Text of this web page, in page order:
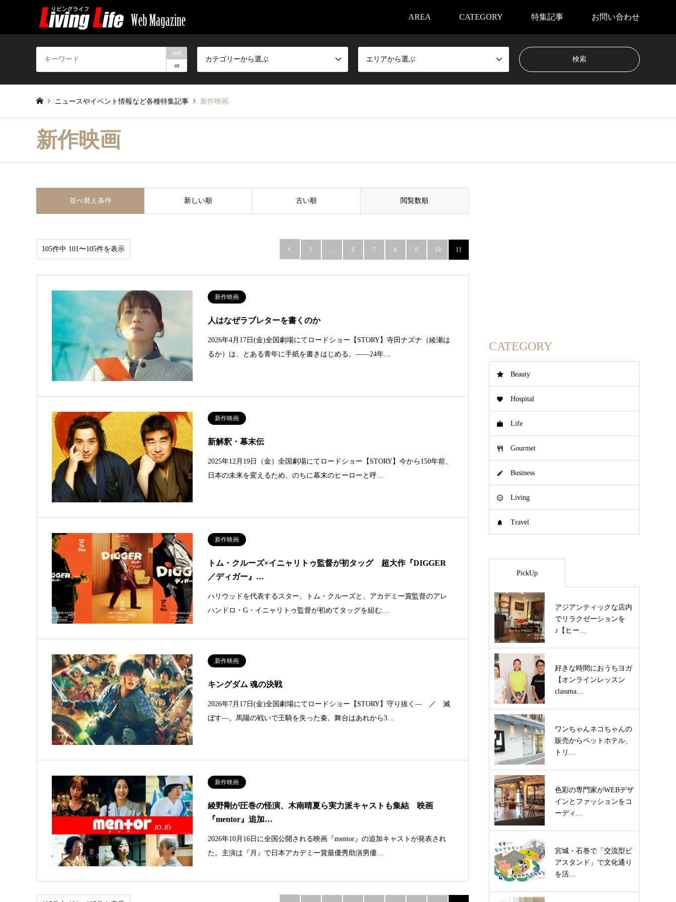
AREA CATEGORY 特集記事 お問い合わせ
and
or
カテゴリーから選ぶ エリアから選ぶ
ニュースやイベント情報など各種特集記事 新作映画
新作映画
並べ替え条件 新しい順 古い順 閲覧数順
105件中 101〜105件を表示  1 … 6 7 8 9 10 11
新作映画
人はなぜラブレターを書くのか
2026年4月17日(金)全国劇場にてロードショー【STORY】寺田ナズナ（綾瀬は
るか）は、とある青年に手紙を書きはじめる。――24年…
新作映画
新解釈・幕末伝
2025年12月19日（金）全国劇場にてロードショー【STORY】今から150年前、
日本の未来を変えるため、のちに幕末のヒーローと呼…
新作映画
トム・クルーズ×イニャリトゥ監督が初タッグ 超大作『DIGGER
／ディガー』…
ハリウッドを代表するスター、トム・クルーズと、アカデミー賞監督のアレ
ハンドロ・G・イニャリトゥ監督が初めてタッグを組む…
新作映画
キングダム 魂の決戦
2026年7月17日(金)全国劇場にてロードショー【STORY】守り抜く― ／ 滅
ぼす―。馬陽の戦いで王騎を失った秦。舞台はあれから3…
新作映画
綾野剛が圧巻の怪演、木南晴夏ら実力派キャストも集結 映画
『mentor』追加…
2026年10月16日に全国公開される映画『mentor』の追加キャストが発表され
た。主演は『月』で日本アカデミー賞最優秀助演男優…
CATEGORY
Beauty
Hospital
Life
Gourmet
Business
Living
Travel
PickUp
アジアンティックな店内
でリラクゼーションを
♪【ヒー…
好きな時間におうちヨガ
【オンラインレッスン
classma…
ワンちゃんネコちゃんの
販売からペットホテル、
トリ…
色彩の専門家がWEBデザ
インとファッションをコ
ーディ…
宮城・石巻で「交流型ビ
アスタンド」で文化通り
を活…